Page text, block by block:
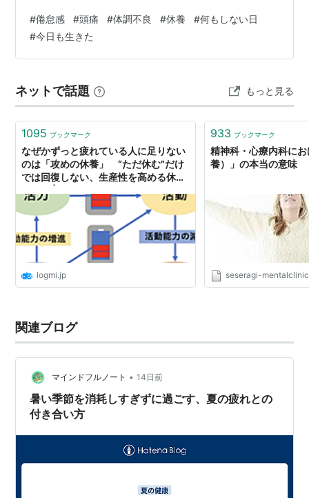
外出もできたのに、無為に布団の上で１日を過ごした。
ランキングサイトに参加しております。バナーをクリッ
クしていただけると投票されます。
#倦怠感 #頭痛 #体調不良 #休養 #何もしない日
#今日も生きた
ネットで話題 もっと見る
1095 ブックマーク
なぜかずっと疲れている人に足りない
のは「攻めの休養」 “ただ休む”だけ
では回復しない、生産性を高める休養
logmi.jp
933 ブックマーク
精神科・心療内科に
養）」の本当の意味
seseragi-
関連ブログ
マインドフルノート • 14日前
暑い季節を消耗しすぎずに過ごす、夏の疲れとの
付き合い方